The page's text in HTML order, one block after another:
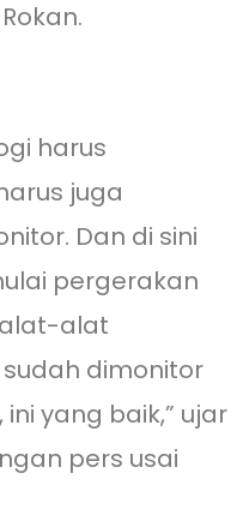
harus
juga
Dan di sini
pergerakan
alat
dimonitor
yang baik,” ujar
pers usai